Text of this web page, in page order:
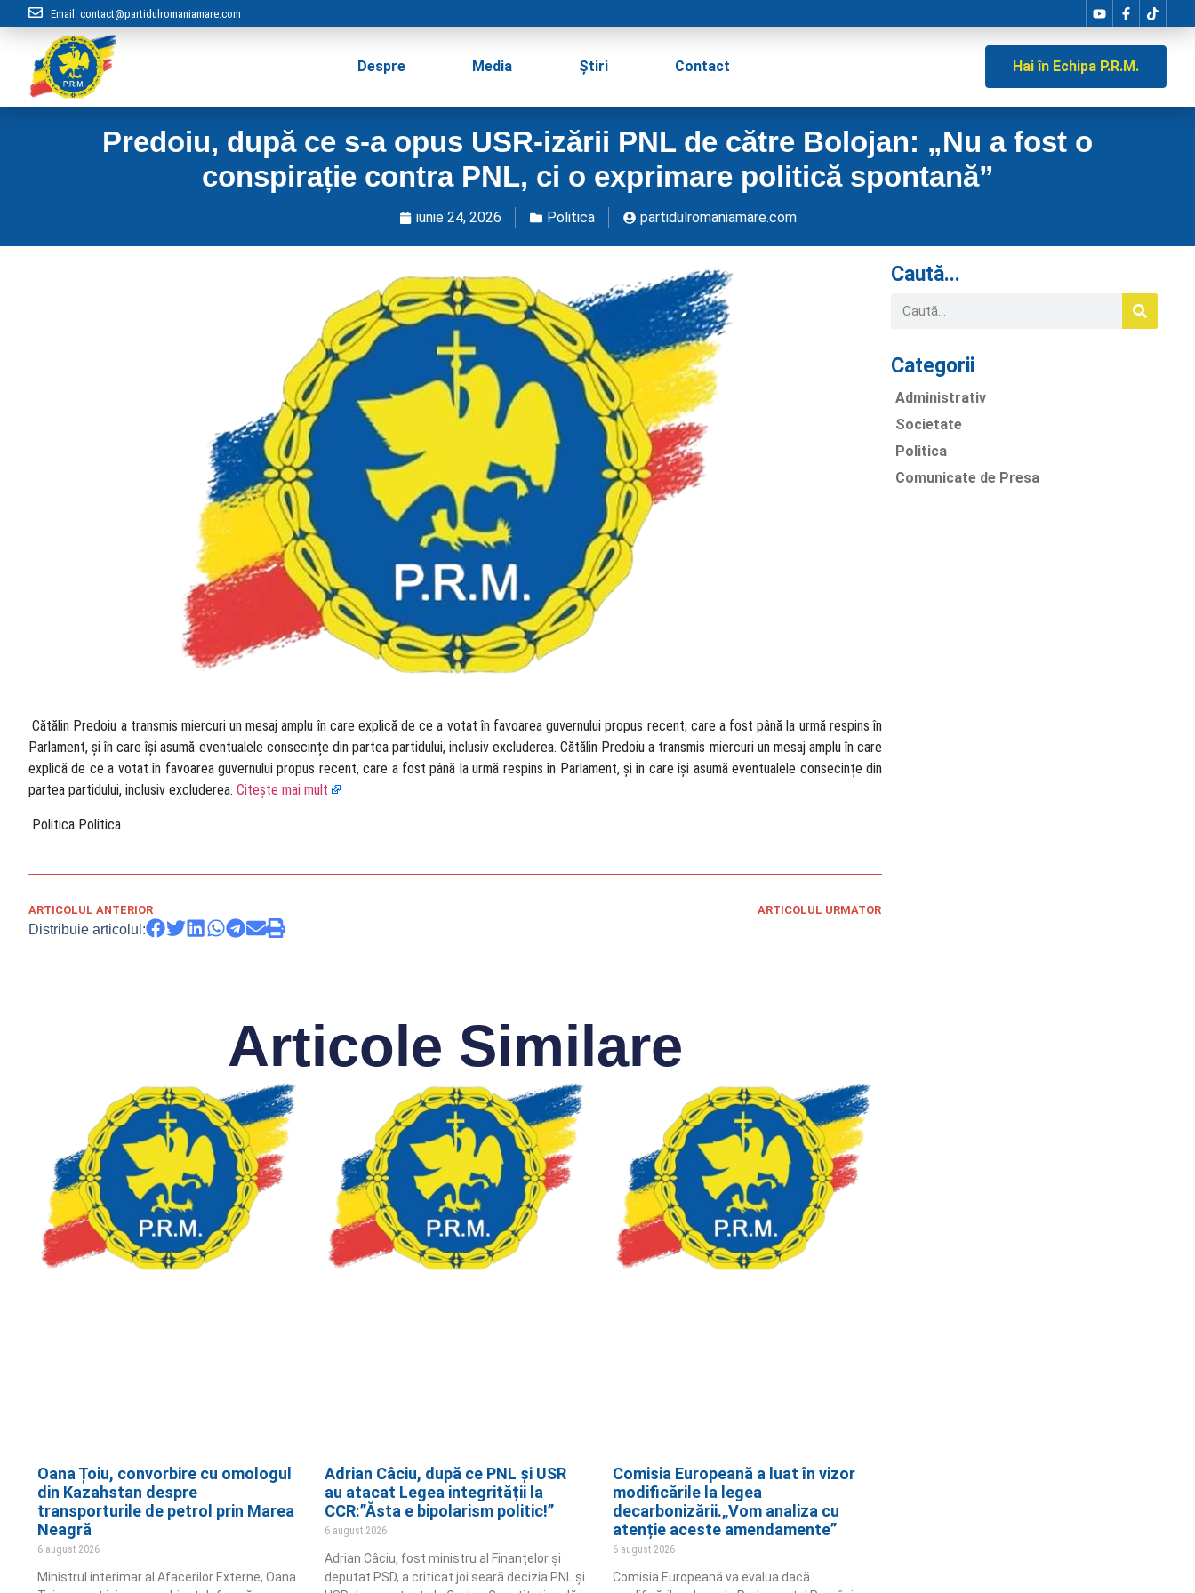
Email: contact@partidulromaniamare.com
Despre Media Știri Contact Hai în Echipa P.R.M.
Predoiu, după ce s-a opus USR-izării PNL de către Bolojan: „Nu a fost o
conspirație contra PNL, ci o exprimare politică spontană”
iunie 24, 2026 Politica partidulromaniamare.com
​ Cătălin Predoiu a transmis miercuri un mesaj amplu în care explică de ce a votat în favoarea guvernului propus recent, care a fost până la urmă respins în
Parlament, și în care își asumă eventualele consecințe din partea partidului, inclusiv excluderea. Cătălin Predoiu a transmis miercuri un mesaj amplu în care
explică de ce a votat în favoarea guvernului propus recent, care a fost până la urmă respins în Parlament, și în care își asumă eventualele consecințe din
partea partidului, inclusiv excluderea. Citește mai mult
​ Politica Politica
ARTICOLUL ANTERIOR ARTICOLUL URMATOR
Distribuie articolul:
Articole Similare
Oana Țoiu, convorbire cu omologul
din Kazahstan despre
transporturile de petrol prin Marea
Neagră
6 august 2026
Ministrul interimar al Afacerilor Externe, Oana
Adrian Câciu, după ce PNL și USR
au atacat Legea integrității la
CCR:”Ăsta e bipolarism politic!”
6 august 2026
Adrian Câciu, fost ministru al Finanțelor și
deputat PSD, a criticat joi seară decizia PNL și
Comisia Europeană a luat în vizor
modificările la legea
decarbonizării.„Vom analiza cu
atenție aceste amendamente”
6 august 2026
Comisia Europeană va evalua dacă
Caută...
Categorii
Administrativ
Societate
Politica
Comunicate de Presa